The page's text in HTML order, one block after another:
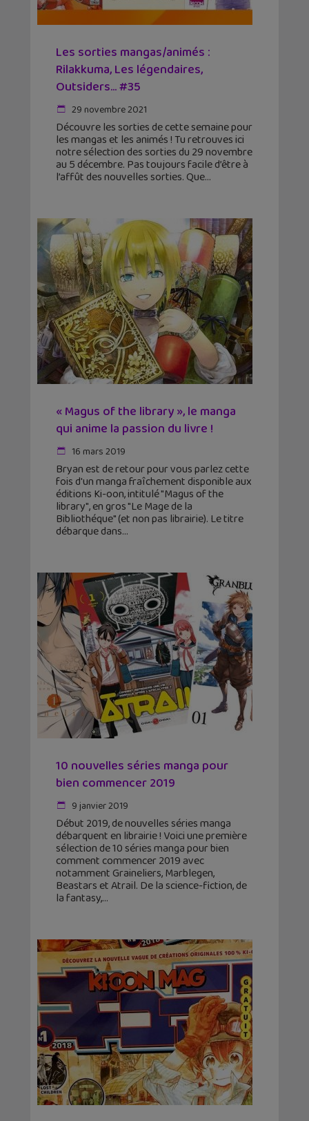
Les sorties mangas/animés :
Rilakkuma, Les légendaires,
Outsiders… #35
29 novembre 2021
Découvre les sorties de cette semaine pour
les mangas et les animés ! Tu retrouves ici
notre sélection des sorties du 29 novembre
au 5 décembre. Pas toujours facile d’être à
l’affût des nouvelles sorties. Que
« Magus of the library », le manga
qui anime la passion du livre !
16 mars 2019
Bryan est de retour pour vous parlez cette
fois d'un manga fraîchement disponible aux
éditions Ki-oon, intitulé "Magus of the
library", en gros "Le Mage de la
Bibliothéque" (et non pas librairie). Le titre
débarque dans
10 nouvelles séries manga pour
bien commencer 2019
9 janvier 2019
Début 2019, de nouvelles séries manga
débarquent en librairie ! Voici une première
sélection de 10 séries manga pour bien
comment commencer 2019 avec
notamment Graineliers, Marblegen,
Beastars et Atrail. De la science-fiction, de
la fantasy,